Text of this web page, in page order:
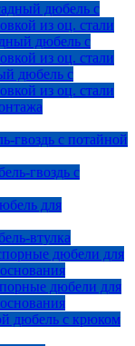
дюбель с
из оц. стали
дюбель с
из оц. стали
дюбель с
из оц. стали
гвоздь с потайной
гвоздь с
для
втулка
дюбели для
дюбели для
дюбель с крюком